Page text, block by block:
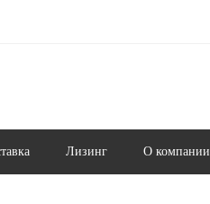
Лизинг О компании